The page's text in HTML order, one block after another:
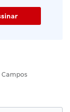
Campos